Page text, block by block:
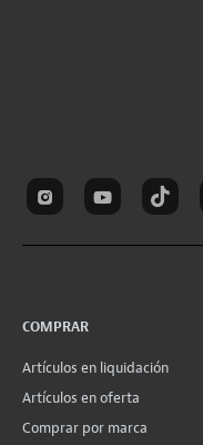
COMPRAR
Artículos en liquidación
Artículos en oferta
Comprar por marca